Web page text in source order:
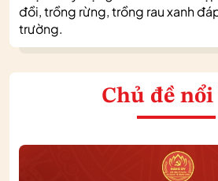
đồi, trồng rừng, trồng rau xanh
trường.
Chủ đề nổi